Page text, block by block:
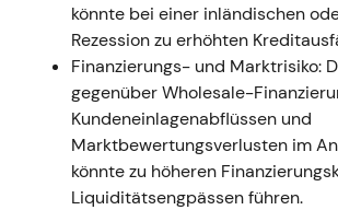
Mai–November 2021
Ereignis:Commerzbank und die
Arbeitnehmervertreter schließen
Rahmenvereinbarungen zur
Strategie 2024 ab (Sozialplan
Stellenabbau vereinbart). Gegen
könnte bei einer inländischen
Rezession zu erhöhten
Finanzierungs- und Marktrisiko:
gegenüber Wholesale-
Kundeneinlagenabflüssen und
Marktbewertungsverlusten im
könnte zu höheren
Liquiditätsengpässen führen.